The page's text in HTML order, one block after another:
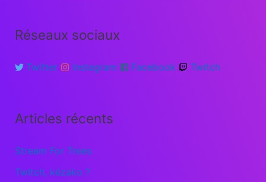
Réseaux sociaux
Twitter Instagram Facebook Twitch
Articles récents
Stream For Trees
Twitch, kézako ?